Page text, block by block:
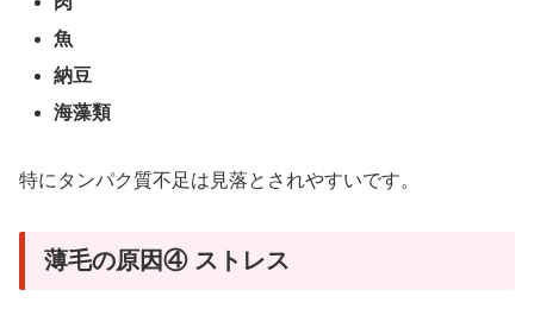
魚
納豆
海藻類
特にタンパク質不足は見落とされやすいです。
薄毛の原因④ ストレス